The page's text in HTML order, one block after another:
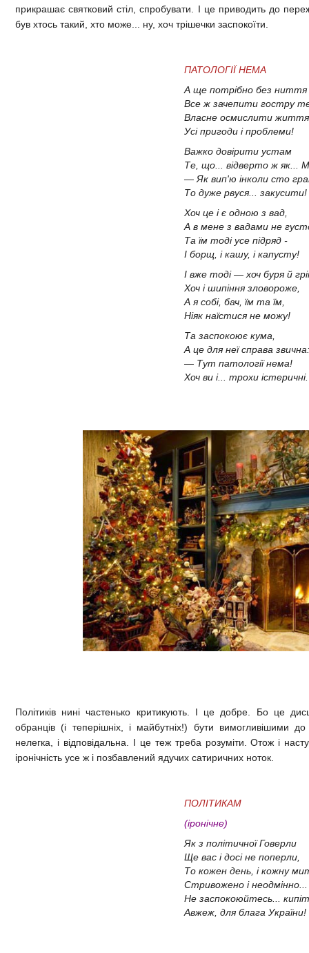
прикрашає святковий стіл, спробувати. І це приводить до
був хтось такий, хто може... ну, хоч трішечки заспокоїти.
ПАТОЛОГІЇ НЕМА
А ще потрібно без ниття
Все ж зачепити гостру
Власне осмислити
Усі пригоди і проблеми!
Важко довірити устам
Те, що... відверто ж як...
— Як вип'ю інколи сто
То дуже рвуся... закусити!
Хоч це і є одною з вад,
А в мене з вадами не
Та їм тоді усе підряд -
І борщ, і кашу, і капусту!
І вже тоді — хоч буря й
Хоч і шипіння зловороже,
А я собі, бач, їм та їм,
Ніяк наїстися не можу!
Та заспокоює кума,
А це для неї справа звична:
— Тут патології нема!
Хоч ви і... трохи істеричні.
Політиків нині частенько критикують. І це добре. Бо це
обранців (і теперішніх, і майбутніх!) бути вимогливішими
нелегка, і відповідальна. І це теж треба розуміти. Отож і
іронічність усе ж і позбавлений ядучих сатиричних ноток.
ПОЛІТИКАМ
(іронічне)
Як з політичної Говерли
Ще вас і досі не поперли,
То кожен день, і кожну
Стривожено і
Не заспокоюйтесь...
Авжеж, для блага України!